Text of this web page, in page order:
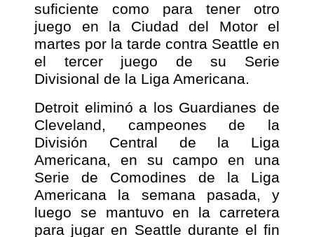
suficiente como para tener otro
juego en la Ciudad del Motor el
martes por la tarde contra Seattle en
el tercer juego de su Serie
Divisional de la Liga Americana.
Detroit eliminó a los Guardianes de
Cleveland, campeones de la
División Central de la Liga
Americana, en su campo en una
Serie de Comodines de la Liga
Americana la semana pasada, y
luego se mantuvo en la carretera
para jugar en Seattle durante el fin